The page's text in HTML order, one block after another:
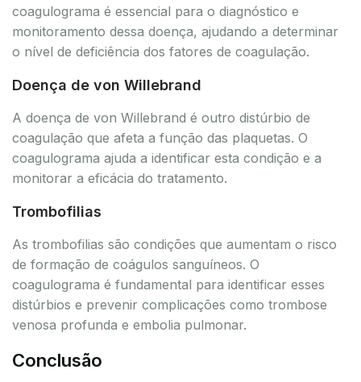
coagulograma é essencial para o diagnóstico e
monitoramento dessa doença, ajudando a determinar
o nível de deficiência dos fatores de coagulação.
Doença de von Willebrand
A doença de von Willebrand é outro distúrbio de
coagulação que afeta a função das plaquetas. O
coagulograma ajuda a identificar esta condição e a
monitorar a eficácia do tratamento.
Trombofilias
As trombofilias são condições que aumentam o risco
de formação de coágulos sanguíneos. O
coagulograma é fundamental para identificar esses
distúrbios e prevenir complicações como trombose
venosa profunda e embolia pulmonar.
Conclusão